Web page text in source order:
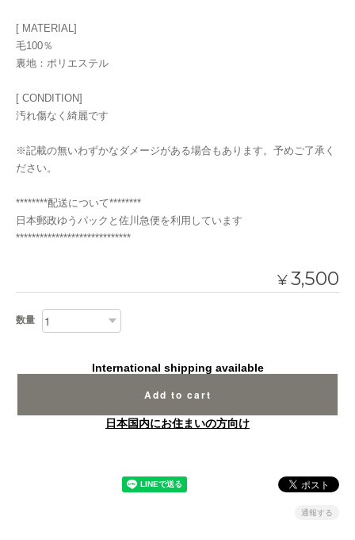
[ MATERIAL]
毛100％
裏地：ポリエステル
[ CONDITION]
汚れ傷なく綺麗です
※記載の無いわずかなダメージがある場合もあります。予めご了承く
ださい。
********配送について********
日本郵政ゆうパックと佐川急便を利用しています
*****************************
¥3,500
数量
International shipping available
Add to cart
日本国内にお住まいの方向け
通報する